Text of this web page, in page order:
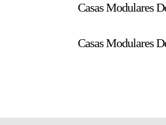
Casas Modulares
Casas Modulares